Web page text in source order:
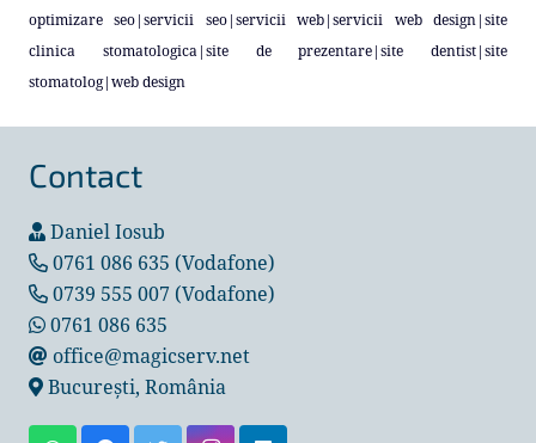
optimizare seo|servicii seo|servicii web|servicii web design|site
clinica stomatologica|site de prezentare|site dentist|site
stomatolog|web design
Contact
Daniel Iosub
0761 086 635 (Vodafone)
0739 555 007 (Vodafone)
0761 086 635
office@magicserv.net
București, România